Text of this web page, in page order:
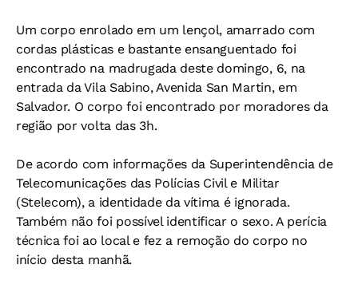
Um corpo enrolado em um lençol, amarrado com
cordas plásticas e bastante ensanguentado foi
encontrado na madrugada deste domingo, 6, na
entrada da Vila Sabino, Avenida San Martin, em
Salvador. O corpo foi encontrado por moradores da
região por volta das 3h.
De acordo com informações da Superintendência de
Telecomunicações das Polícias Civil e Militar
(Stelecom), a identidade da vítima é ignorada.
Também não foi possível identificar o sexo. A perícia
técnica foi ao local e fez a remoção do corpo no
início desta manhã.